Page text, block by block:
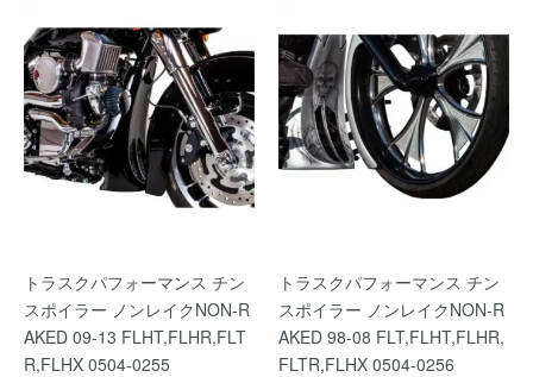
トラスクパフォーマンス チン
スポイラー ノンレイクNON-R
AKED 09-13 FLHT,FLHR,FLT
R,FLHX 0504-0255
トラスクパフォーマンス チン
スポイラー ノンレイクNON-R
AKED 98-08 FLT,FLHT,FLHR,
FLTR,FLHX 0504-0256